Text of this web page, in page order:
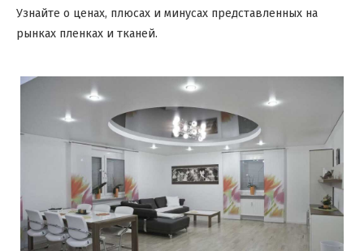
Узнайте о ценах, плюсах и минусах представленных на
рынках пленках и тканей.